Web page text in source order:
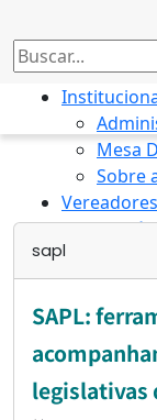
Mesa
Sobre
Vereadores
sapl
SAPL:
legislativas